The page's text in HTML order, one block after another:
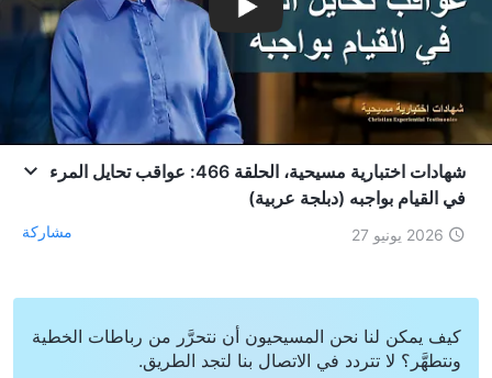
شهادات اختبارية مسيحية، الحلقة 466: عواقب تحايل المرء
في القيام بواجبه (دبلجة عربية)
2026 يونيو 27 مشاركة
كيف يمكن لنا نحن المسيحيون أن نتحرَّر من رباطات الخطية
ونتطهَّر؟ لا تتردد في الاتصال بنا لتجد الطريق.